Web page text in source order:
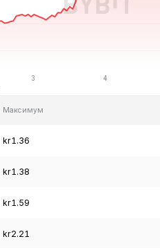
Максимум
kr1.36
kr1.38
kr1.59
kr2.21